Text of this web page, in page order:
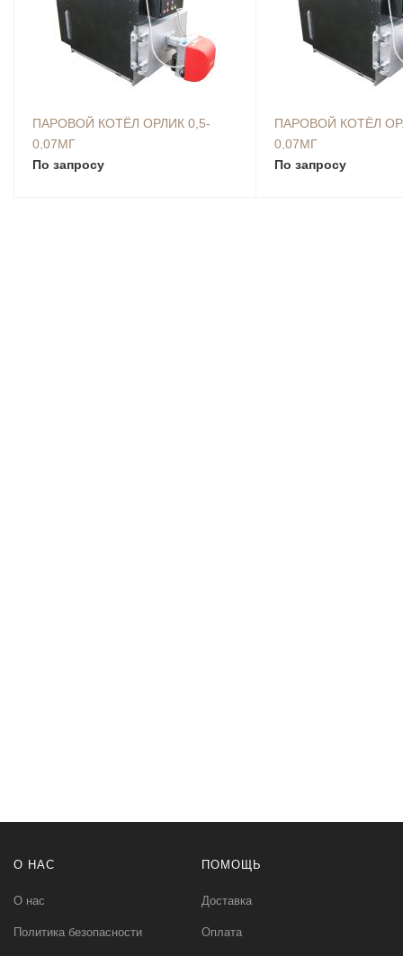
ПАРОВОЙ КОТЁЛ ОРЛИК 0,5-
0,07МГ
По запросу
ПАРОВОЙ КОТЁЛ
0,07МГ
По запросу
О НАС
О нас
Политика безопасности
ПОМОЩЬ
Доставка
Оплата